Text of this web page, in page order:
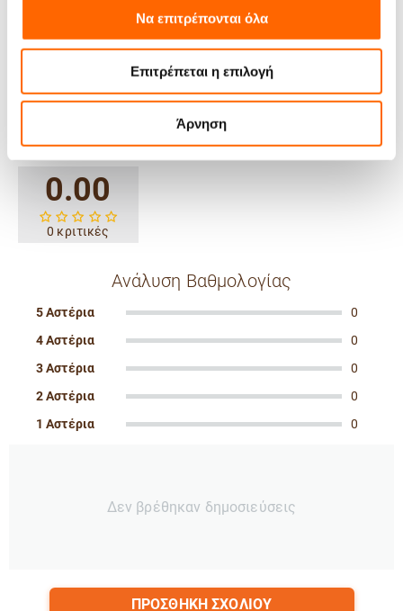
Να επιτρέπονται όλα
Επιτρέπεται η επιλογή
Άρνηση
Energy Bar
Κριτικές
0.00
0 κριτικές
Ανάλυση Βαθμολογίας
5 Αστέρια
0
4 Αστέρια
0
3 Αστέρια
0
2 Αστέρια
0
1 Αστέρια
0
Δεν βρέθηκαν δημοσιεύσεις
ΠΡΟΣΘΉΚΗ ΣΧΟΛΊΟΥ